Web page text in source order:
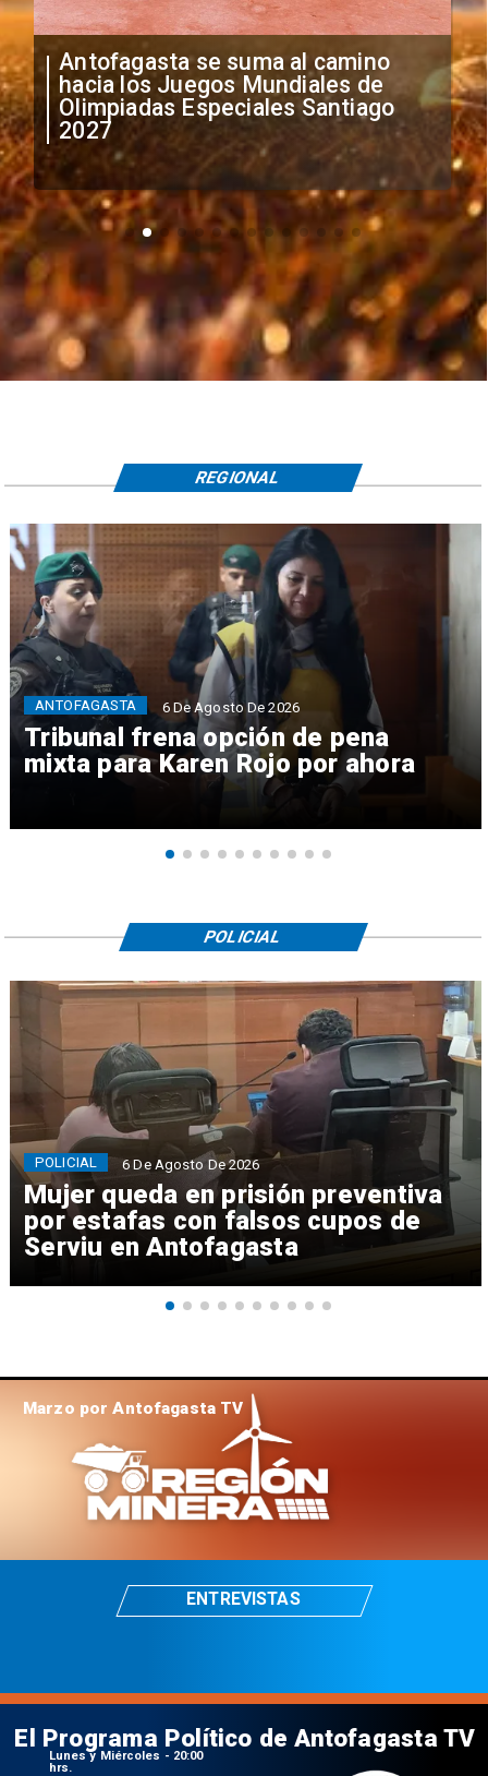
Antofagasta se suma al camino
hacia los Juegos Mundiales de
Olimpiadas Especiales Santiago
2027
Tribunal frena opción de pena
mixta para Karen Rojo por ahora
ANTOFAGASTA 6 De Agosto De 2026
REGIONAL
Mujer queda en prisión preventiva
por estafas con falsos cupos de
Serviu en Antofagasta
POLICIAL 6 De Agosto De 2026
POLICIAL
Marzo por Antofagasta TV
ENTREVISTAS
El Programa Político de Antofagasta TV
Lunes y Miércoles - 20:00
hrs.